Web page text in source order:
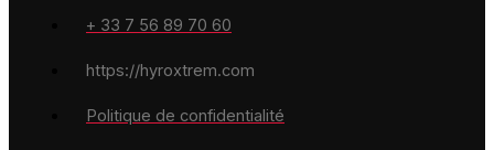
+ 33 7 56 89 70 60
https://hyroxtrem.com
Politique de confidentialité